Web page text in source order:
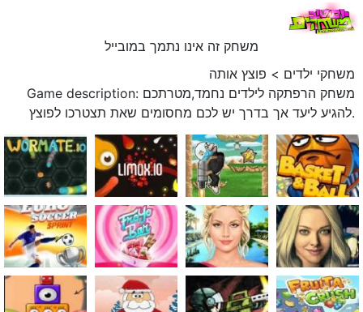
משחק זה אינו נתמך במובייל
משחקי ילדים > פוצץ אותה
Game description: משחק הרפתקה לילדים נחמד,מטרתכם
להגיע ליעד אך בדרך יש לכם מחסומים שאת תצטרכו לפוצץ.